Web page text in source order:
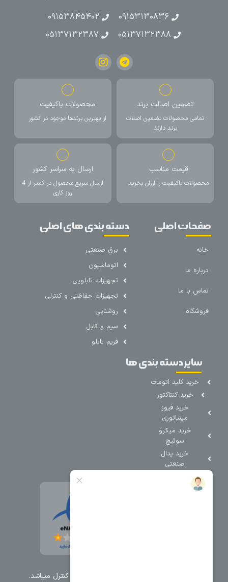
۰۹۱۵۳۱۳۰۸۳۶
۰۹۱۵۳۸۴۵۴۰۲
۰۵۱۳۷۱۳۲۳۸۸
۰۵۱۳۷۱۳۲۳۸۷
تضمین اصالت برند
تمامی محصولات تضمین اصلات
برند دارند
محصولات باکیفیت
از بهترین برندها موجود در کشور
قیمت مناسب
محصولات باکیفیت را ارزان بخرید
ارسال به سراسر کشور
ارسال سریع محصول در کمتر از 4
روز کاری
صفحات اصلی
خانه
درباره ما
تماس با ما
فروشگاه
دسته بندی های اصلی
برق صنعتی
اتوماسیون
تجهیزات تابلویی
تجهیزات حفاظتی و کنترلی
روشنایی
سیم و کابل
فریم تابلو
سایر دسته بندی ها
خرید کلید اتومات
خرید کنتاکتور
خرید فیوز
مینیاتوری
خرید میکرو
سوئیچ
خرید پدال
صنعتی
تمامی حقوق مطالب و سایت نزد شرکت اریا کنترل میباشد.